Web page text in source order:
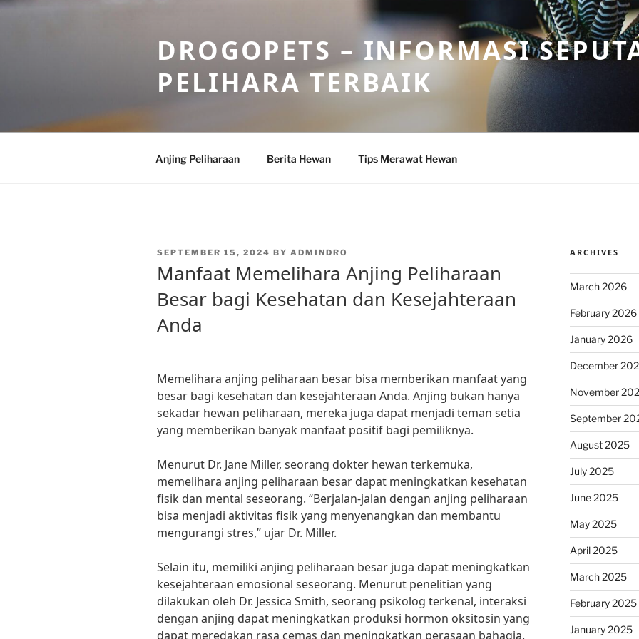
Skip
DROGOPETS – INFORMASI
PELIHARA TERBAIK
Anjing Peliharaan Berita Hewan Tips Merawat Hewan
POSTED
SEPTEMBER 15, 2024 BY ADMINDRO
Manfaat Memelihara Anjing Peliharaan
Besar bagi Kesehatan dan Kesejahteraan
Anda
Memelihara anjing peliharaan besar bisa memberikan manfaat yang
besar bagi kesehatan dan kesejahteraan Anda. Anjing bukan hanya
sekadar hewan peliharaan, mereka juga dapat menjadi teman setia
yang memberikan banyak manfaat positif bagi pemiliknya.
Menurut Dr. Jane Miller, seorang dokter hewan terkemuka,
memelihara anjing peliharaan besar dapat meningkatkan kesehatan
fisik dan mental seseorang. “Berjalan-jalan dengan anjing peliharaan
bisa menjadi aktivitas fisik yang menyenangkan dan membantu
mengurangi stres,” ujar Dr. Miller.
Selain itu, memiliki anjing peliharaan besar juga dapat meningkatkan
kesejahteraan emosional seseorang. Menurut penelitian yang
dilakukan oleh Dr. Jessica Smith, seorang psikolog terkenal, interaksi
dengan anjing dapat meningkatkan produksi hormon oksitosin yang
dapat meredakan rasa cemas dan meningkatkan perasaan bahagia.
ARCHIVES
March 2026
February 2026
January 2026
December
November
September
August 2025
July 2025
June 2025
May 2025
April 2025
March 2025
February 2025
January 2025